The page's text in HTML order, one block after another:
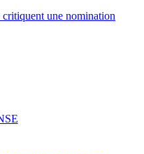
une nomination